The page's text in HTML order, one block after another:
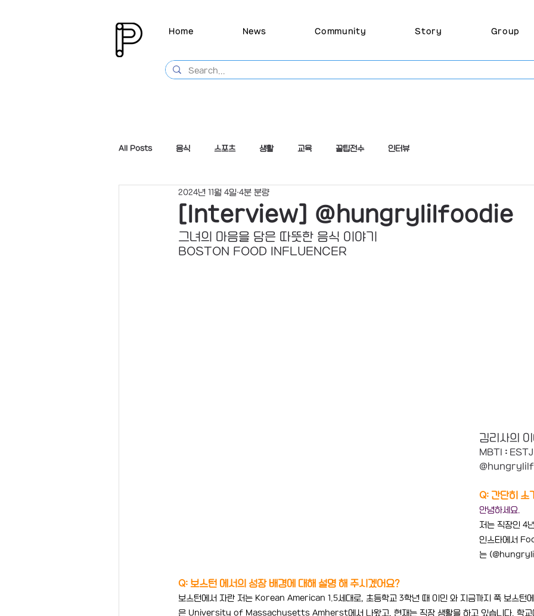
Home News Community Story Group
All Posts 음식 스포츠 생활 교육 꿀팁전수 인터뷰
[Interview] @hungrylilfoodie
2024년 11월 4일 4분 분량
그녀의 마음을 담은 따뜻한 음식 이야기
BOSTON FOOD INFLUENCER
김리사의
MBTI : ESTJ
Q: 간단히 소
안녕하세요.
저는 직장인 4
인스타에서
는
Q: 보스턴 에서의 성장 배경에 대해 설명 해 주시겠어요?
보스턴에서 자란 저는 Korean American 1.5세대로, 초등학교 3학년 때 이민 와 지금까지 쭉 보스턴
은 University of Massachusetts Amherst에서 나왔고, 현재는 직장 생활을 하고 있습니다. 학